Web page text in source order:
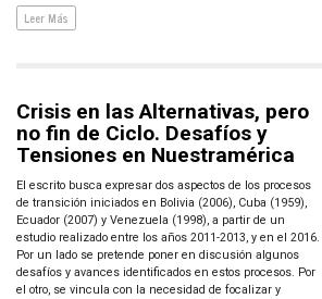
Leer Más
Crisis en las Alternativas, pero
no fin de Ciclo. Desafíos y
Tensiones en Nuestramérica
El escrito busca expresar dos aspectos de los procesos
de transición iniciados en Bolivia (2006), Cuba (1959),
Ecuador (2007) y Venezuela (1998), a partir de un
estudio realizado entre los años 2011-2013, y en el 2016.
Por un lado se pretende poner en discusión algunos
desafíos y avances identificados en estos procesos. Por
el otro, se vincula con la necesidad de focalizar y